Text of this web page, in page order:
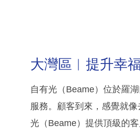
大灣區︳提升幸
自有光（Beame）位於羅
服務。顧客到來，感覺就
光（Beame）提供頂級的